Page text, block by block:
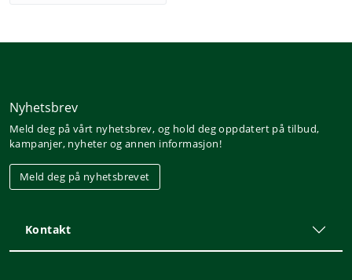
Nyhetsbrev
Meld deg på vårt nyhetsbrev, og hold deg oppdatert på tilbud,
kampanjer, nyheter og annen informasjon!
Meld deg på nyhetsbrevet
Kontakt